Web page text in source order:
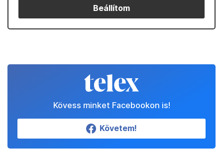
Beállítom
Kövess minket Facebookon is!
Követem!